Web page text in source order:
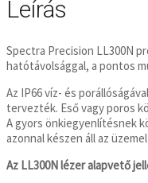
Leírás
Spectra Precision LL300N
hatótávolsággal, a pontos
Az IP66 víz- és
tervezték. Eső vagy poros
A gyors önkiegyenlítésnek
azonnal készen áll az
Az LL300N lézer alapvető